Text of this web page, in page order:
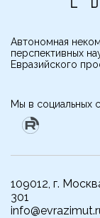
Автономная
перспективных
Евразийского
Мы в социальных
109012, г.
301